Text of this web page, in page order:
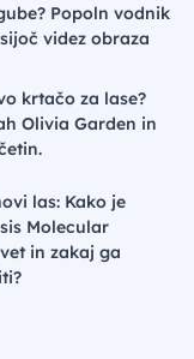
Popoln vodnik
videz obraza
krtačo za lase?
Olivia Garden in
las: Kako je
Molecular
in zakaj ga